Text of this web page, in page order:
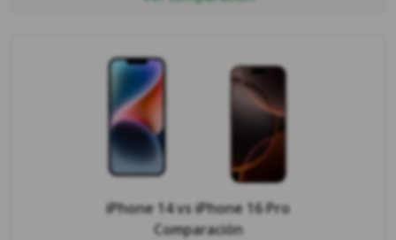
iPhone 14vsiPhone 16 Pro
Comparación